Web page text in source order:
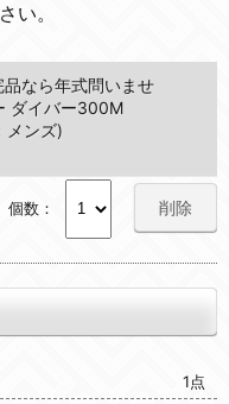
い。
なら年式問いませ
ダイバー300M
メンズ)
個数： 削除
1点